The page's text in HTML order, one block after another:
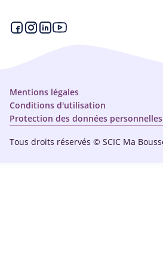
Aides financières et congés
Qui sommes-nous ?
Tous droits réservés © SCIC Ma
Mentions légales
Conditions d'utilisation
Protection des données personnelles